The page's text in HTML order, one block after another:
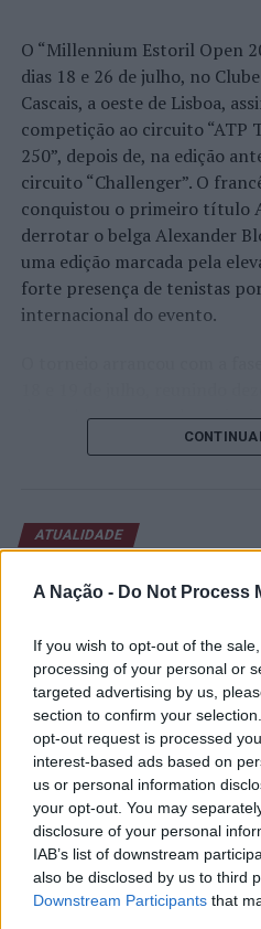
A Nação - Do Not Process
If you wish to opt-out of the
processing of your personal or
targeted advertising by us,
section to confirm your
opt-out request is processed
interest-based ads based on
us or personal information
your opt-out. You may
disclosure of your personal
IAB’s list of downstream
also be disclosed by us to third
Downstream Participants that
O “Millennium Estoril Open
dias 18 e 26 de julho, no
Cascais, a oeste de Lisboa,
competição ao circuito “ATP
250”, depois de, na edição
circuito “Challenger”. O
conquistou o primeiro título
derrotar o belga Alexander
uma edição marcada pela
forte presença de tenistas
internacional do evento.
de um lugar no quadro
abertura contou com a
início de uma competição que
concelho no centro do
como Casper Ruud
Fokina (Espanha) e Matteo
apresentou um quadro
liderado pelo russo Andrey
série, pelo italiano Luciano
Alejandro Tabilo e pelo
Um dos momentos mais
também o regresso do suíço
integrado na digressão de
de três torneios do Grand
ATUALIDADE
Castelo Branco:
Internacional de
promete afirmar
património e
“motores de
económico e
português
Publicado 20 horas atrás on
Ígor Lopes